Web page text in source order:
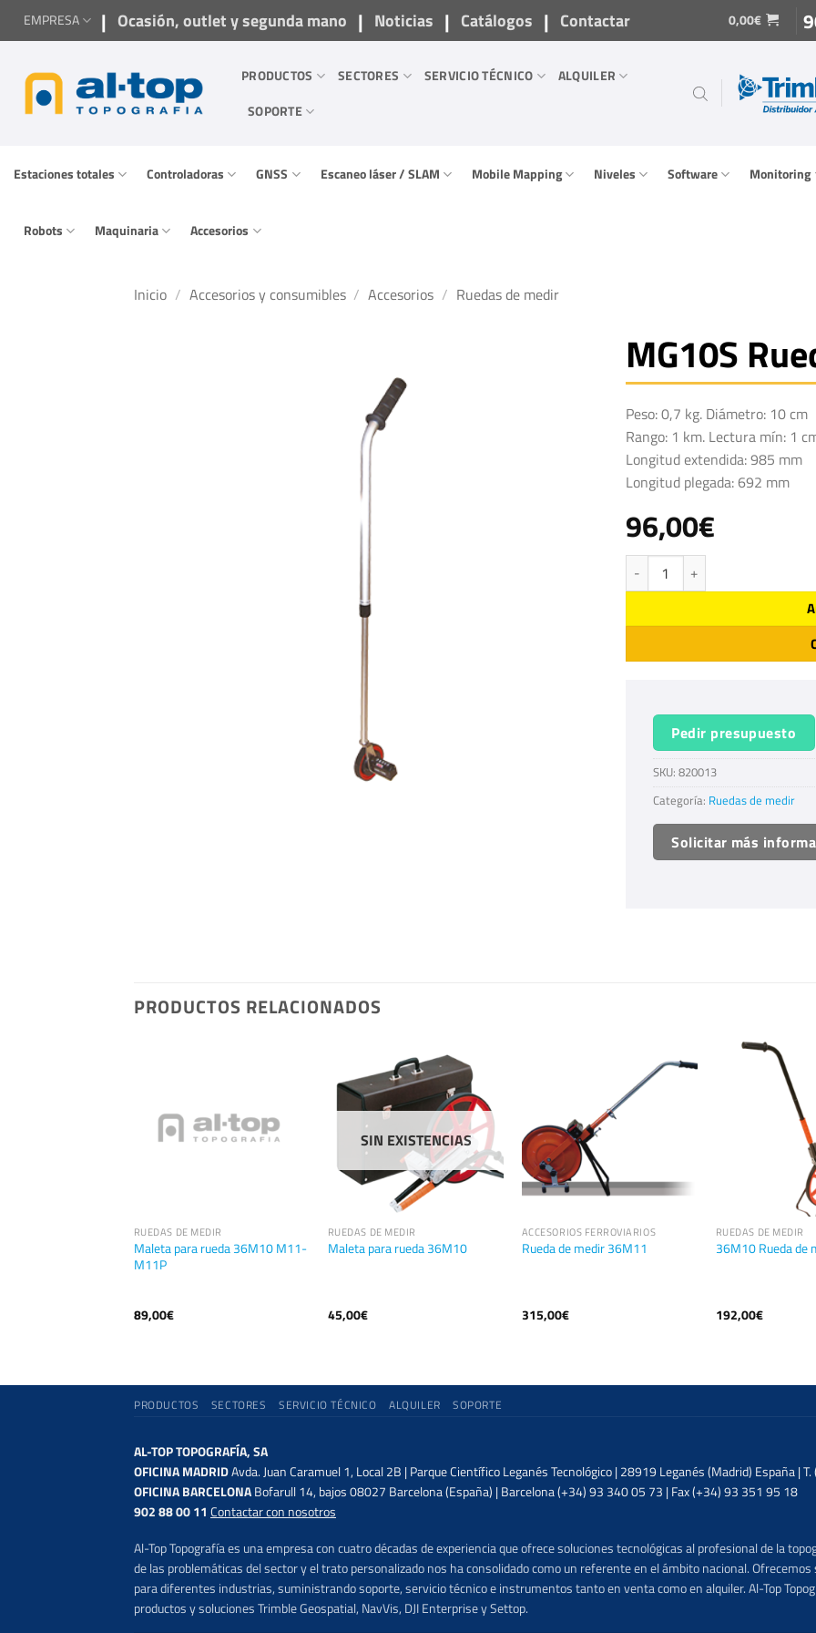
SaltarEMPRESA | Ocasión, outlet y segunda mano | Noticias | Catálogos | Contactar 0,00€
PRODUCTOS SECTORES SERVICIO TÉCNICO
ALQUILER
SOPORTE
Estaciones totales Controladoras GNSS Escaneo láser / SLAM Mobile Mapping Niveles Software Monitoring
Robots Maquinaria Accesorios
Inicio / Accesorios y consumibles / Accesorios / Ruedas de medir
MG10S
Peso: 0,7 kg. Diámetro: 10 cm
Rango: 1 km. Lectura mín: 1
Longitud extendida: 985 mm
Longitud plegada: 692 mm
96,00€
MG10S Rueda de medir cantidad
Pedir presupuesto
SKU: 820013
Categoría: Ruedas de medir
Solicitar más
PRODUCTOS RELACIONADOS
RUEDAS DE MEDIR
Maleta para rueda 36M10 M11-
M11P
89,00€
SIN EXISTENCIAS
RUEDAS DE MEDIR
Maleta para rueda 36M10
45,00€
ACCESORIOS FERROVIARIOS
Rueda de medir 36M11
315,00€
RUEDAS DE MEDIR
36M10 Rueda de
192,00€
PRODUCTOS SECTORES SERVICIO TÉCNICO ALQUILER SOPORTE
AL-TOP TOPOGRAFÍA, SA
OFICINA MADRIDAvda. Juan Caramuel 1, Local 2B | Parque Científico Leganés Tecnológico | 28919 Leganés (Madrid) España |
OFICINA BARCELONABofarull 14, bajos 08027 Barcelona (España) | Barcelona (+34) 93 340 05 73 | Fax (+34) 93 351 95 18
902 88 00 11 Contactar con nosotros
Al-Top Topografía es una empresa con cuatro décadas de experiencia que ofrece soluciones tecnológicas al profesional de la
de las problemáticas del sector y el trato personalizado nos ha consolidado como un referente en el ámbito nacional.
para diferentes industrias, suministrando soporte, servicio técnico e instrumentos tanto en venta como en alquiler. Al-Top
productos y soluciones Trimble Geospatial, NavVis, DJI Enterprise y Settop.